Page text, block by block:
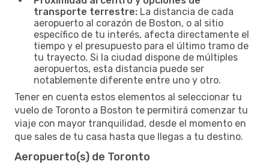
transporte terrestre: La distancia de cada
aeropuerto al corazón de Boston, o al sitio
específico de tu interés, afecta directamente el
tiempo y el presupuesto para el último tramo de
tu trayecto. Si la ciudad dispone de múltiples
aeropuertos, esta distancia puede ser
notablemente diferente entre uno y otro.
Tener en cuenta estos elementos al seleccionar tu
vuelo de Toronto a Boston te permitirá comenzar tu
viaje con mayor tranquilidad, desde el momento en
que sales de tu casa hasta que llegas a tu destino.
Aeropuerto(s) de Toronto